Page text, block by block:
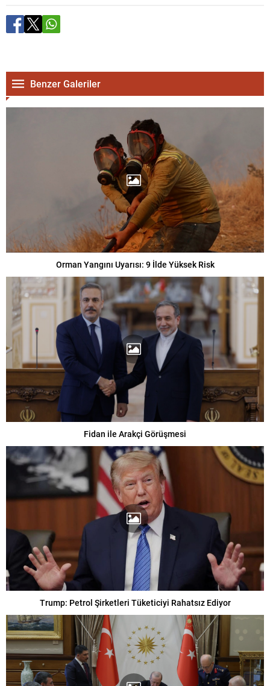
Benzer Galeriler
Orman Yangını Uyarısı: 9 İlde Yüksek Risk
Fidan ile Arakçi Görüşmesi
Trump: Petrol Şirketleri Tüketiciyi Rahatsız Ediyor